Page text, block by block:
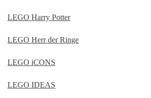
LEGO Harry Potter
LEGO Herr der Ringe
LEGO iCONS
LEGO IDEAS